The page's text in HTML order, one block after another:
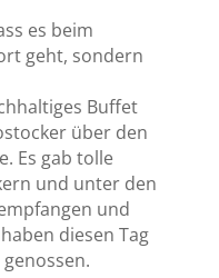
es beim
geht, sondern
Buffet
über den
Es gab tolle
und unter den
und
diesen Tag